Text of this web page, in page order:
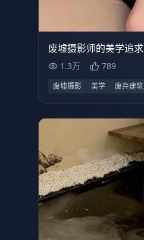
废墟摄影师的美学追求
1.3万 789
废墟摄影 美学 废弃建筑